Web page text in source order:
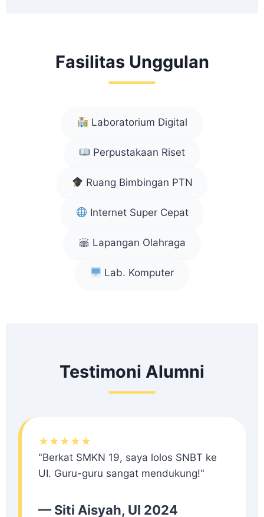
Fasilitas Unggulan
Laboratorium Digital
Perpustakaan Riset
Ruang Bimbingan PTN
Internet Super Cepat
Lapangan Olahraga
Lab. Komputer
Testimoni Alumni
★★★★★
"Berkat SMKN 19, saya lolos SNBT ke
UI. Guru-guru sangat mendukung!"
— Siti Aisyah, UI 2024